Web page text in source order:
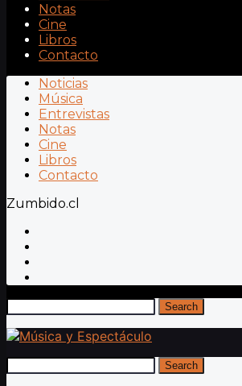
Notas
Cine
Libros
Contacto
Noticias
Música
Entrevistas
Notas
Cine
Libros
Contacto
Zumbido.cl
Search
Search